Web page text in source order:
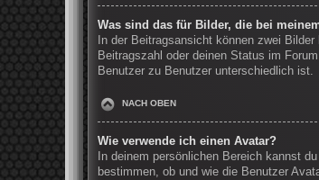
Was sind das für Bilder, die bei
In der Beitragsansicht können zwei
Beitragszahl oder deinen Status im
Benutzer zu Benutzer unterschiedlich ist.
NACH OBEN
Wie verwende ich einen Avatar?
In deinem persönlichen Bereich kannst
bestimmen, ob und wie die Benutzer